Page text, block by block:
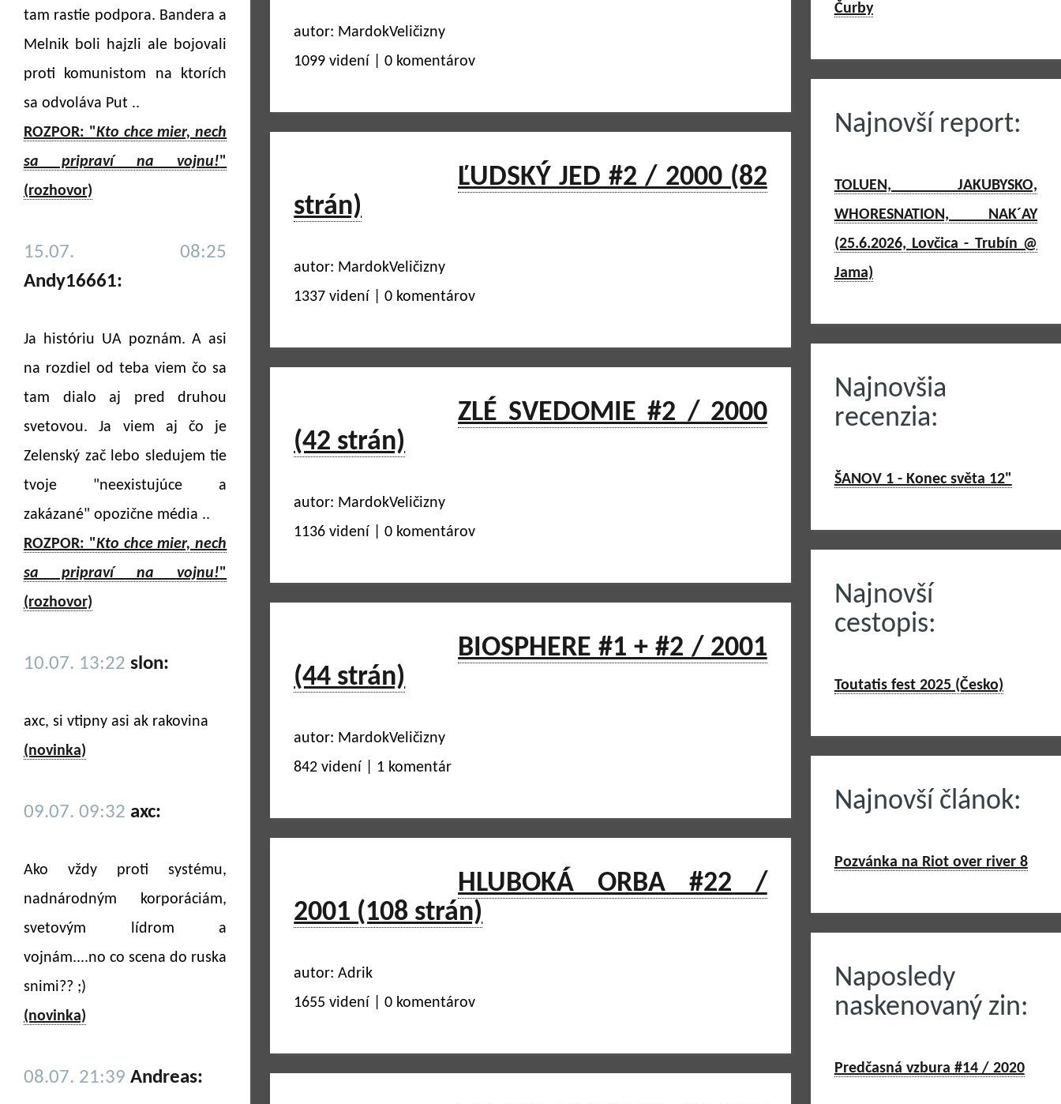
tam rastie podpora. Bandera a
Melnik boli hajzli ale bojovali
proti komunistom na ktorích
sa odvoláva Put ..
ROZPOR: "Kto chce mier, nech
sa pripraví na vojnu!"
(rozhovor)
15.07. 08:25
Andy16661:
Ja históriu UA poznám. A asi
na rozdiel od teba viem čo sa
tam dialo aj pred druhou
svetovou. Ja viem aj čo je
Zelenský zač lebo sledujem tie
tvoje "neexistujúce a
zakázané" opozične média ..
ROZPOR: "Kto chce mier, nech
sa pripraví na vojnu!"
(rozhovor)
10.07. 13:22 slon:
axc, si vtipny asi ak rakovina
(novinka)
09.07. 09:32 axc:
Ako vždy proti systému,
nadnárodným korporáciám,
svetovým lídrom a
vojnám....no co scena do ruska
snimi?? ;)
(novinka)
08.07. 21:39 Andreas:
autor: MardokVeličizny
1099 videní | 0 komentárov
ĽUDSKÝ JED #2 / 2000 (82
strán)
autor: MardokVeličizny
1337 videní | 0 komentárov
ZLÉ SVEDOMIE #2 / 2000
(42 strán)
autor: MardokVeličizny
1136 videní | 0 komentárov
BIOSPHERE #1 + #2 / 2001
(44 strán)
autor: MardokVeličizny
842 videní | 1 komentár
HLUBOKÁ ORBA #22 /
2001 (108 strán)
autor: Adrik
1655 videní | 0 komentárov
Čurby
Najnovší report:
TOLUEN, JAKUBYSKO,
WHORESNATION, NAK´AY
(25.6.2026, Lovčica - Trubín @
Jama)
Najnovšia
recenzia:
ŠANOV 1 - Konec světa 12"
Najnovší
cestopis:
Toutatis fest 2025 (Česko)
Najnovší článok:
Pozvánka na Riot over river 8
Naposledy
naskenovaný zin:
Predčasná vzbura #14 / 2020